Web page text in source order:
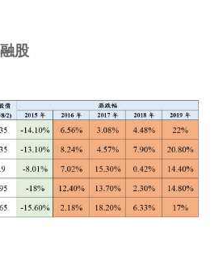
股